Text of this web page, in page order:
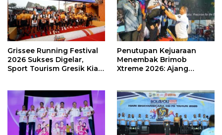
Grissee Running Festival
2026 Sukses Digelar,
Sport Tourism Gresik Kian
Penutupan Kejuaraan
Menembak Brimob
Xtreme 2026: Ajang
Sportivitas